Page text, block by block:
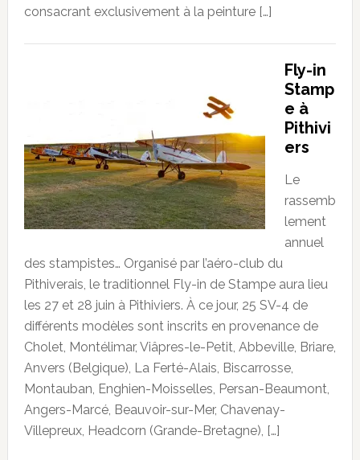
consacrant exclusivement à la peinture […]
Fly-in
Stamp
e à
Pithivi
ers
Le
rassemb
lement
annuel
des stampistes… Organisé par l’aéro-club du
Pithiverais, le traditionnel Fly-in de Stampe aura lieu
les 27 et 28 juin à Pithiviers. À ce jour, 25 SV-4 de
différents modèles sont inscrits en provenance de
Cholet, Montélimar, Viâpres-le-Petit, Abbeville, Briare,
Anvers (Belgique), La Ferté-Alais, Biscarrosse,
Montauban, Enghien-Moisselles, Persan-Beaumont,
Angers-Marcé, Beauvoir-sur-Mer, Chavenay-
Villepreux, Headcorn (Grande-Bretagne), […]